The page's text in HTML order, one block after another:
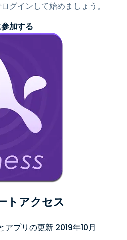
グインして始めましょう。
加する
トアクセス
プリの更新 2019年10月